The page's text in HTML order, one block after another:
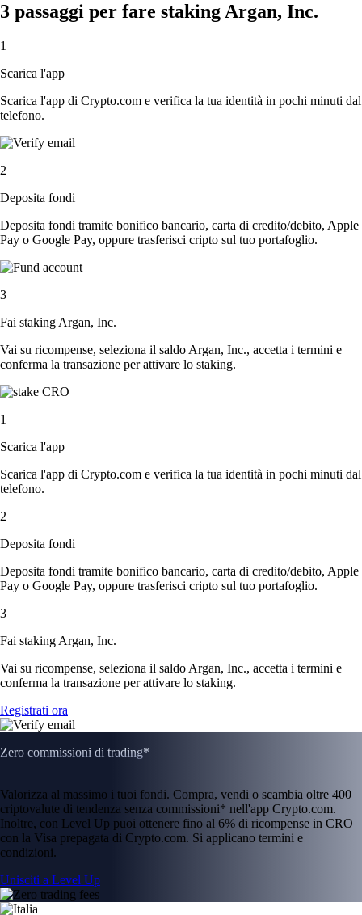
3 passaggi per fare staking Argan, Inc.
1
Scarica l'app
Scarica l'app di Crypto.com e verifica la tua identità in pochi minuti dal
telefono.
2
Deposita fondi
Deposita fondi tramite bonifico bancario, carta di credito/debito, Apple
Pay o Google Pay, oppure trasferisci cripto sul tuo portafoglio.
3
Fai staking Argan, Inc.
Vai su ricompense, seleziona il saldo Argan, Inc., accetta i termini e
conferma la transazione per attivare lo staking.
1
Scarica l'app
Scarica l'app di Crypto.com e verifica la tua identità in pochi minuti dal
telefono.
2
Deposita fondi
Deposita fondi tramite bonifico bancario, carta di credito/debito, Apple
Pay o Google Pay, oppure trasferisci cripto sul tuo portafoglio.
3
Fai staking Argan, Inc.
Vai su ricompense, seleziona il saldo Argan, Inc., accetta i termini e
conferma la transazione per attivare lo staking.
Registrati ora
Zero commissioni di trading*
Valorizza al massimo i tuoi fondi. Compra, vendi o scambia oltre 400
criptovalute di tendenza senza commissioni* nell'app Crypto.com.
Inoltre, con Level Up puoi ottenere fino al 6% di ricompense in CRO
con la Visa prepagata di Crypto.com. Si applicano termini e
condizioni.
Unisciti a Level Up